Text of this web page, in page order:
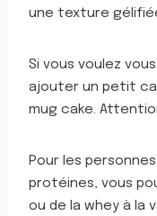
une texture
Si vous voulez
ajouter un petit
mug cake.
Pour les
protéines, vous
ou de la whey à la